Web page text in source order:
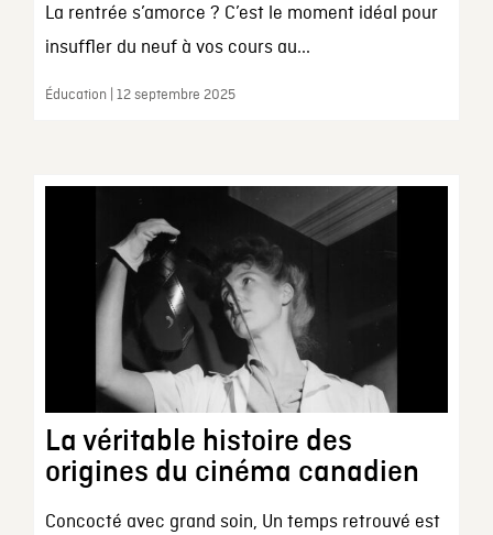
La rentrée s’amorce ? C’est le moment idéal pour
insuffler du neuf à vos cours au...
Éducation | 12 septembre 2025
La véritable histoire des
origines du cinéma canadien
Concocté avec grand soin, Un temps retrouvé est